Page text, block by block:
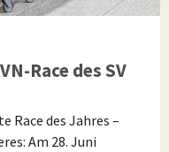
Race des SV
Race des Jahres –
Am 28. Juni